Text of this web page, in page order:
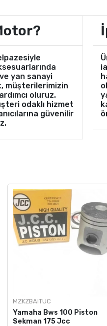
yan sanayi
müşterilerimizin
oluruz.
odaklı hizmet
güvenilir
Stok
MZKZBAITUC
Yamaha Bws 100 Piston
Sekman 175 Jcc